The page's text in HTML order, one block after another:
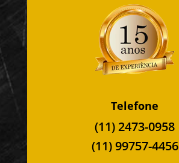
Telefone
(11) 2473-0958
(11) 99757-4456